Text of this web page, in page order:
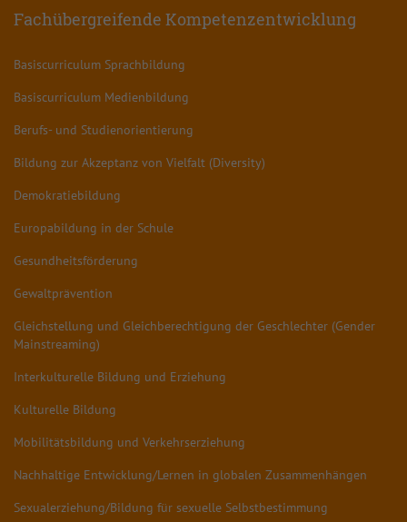
Fachübergreifende Kompetenzentwicklung
Basiscurriculum Sprachbildung
Basiscurriculum Medienbildung
Berufs- und Studienorientierung
Bildung zur Akzeptanz von Vielfalt (Diversity)
Demokratiebildung
Europabildung in der Schule
Gesundheitsförderung
Gewaltprävention
Gleichstellung und Gleichberechtigung der Geschlechter (Gender
Mainstreaming)
Interkulturelle Bildung und Erziehung
Kulturelle Bildung
Mobilitätsbildung und Verkehrserziehung
Nachhaltige Entwicklung/Lernen in globalen Zusammenhängen
Sexualerziehung/Bildung für sexuelle Selbstbestimmung